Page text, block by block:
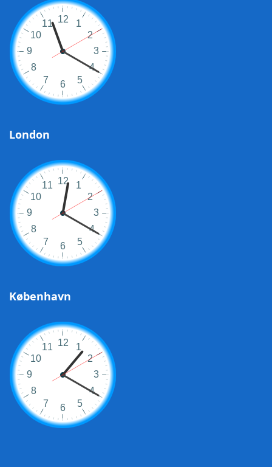
London
København